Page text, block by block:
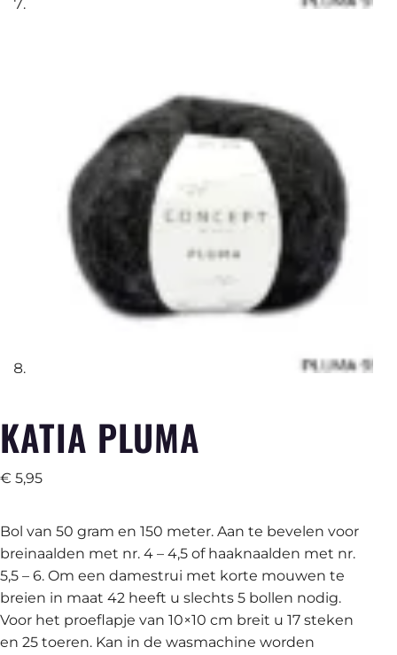
KATIA PLUMA
€ 5,95
Bol van 50 gram en 150 meter. Aan te bevelen voor
breinaalden met nr. 4 – 4,5 of haaknaalden met nr.
5,5 – 6. Om een damestrui met korte mouwen te
breien in maat 42 heeft u slechts 5 bollen nodig.
Voor het proeflapje van 10×10 cm breit u 17 steken
en 25 toeren. Kan in de wasmachine worden